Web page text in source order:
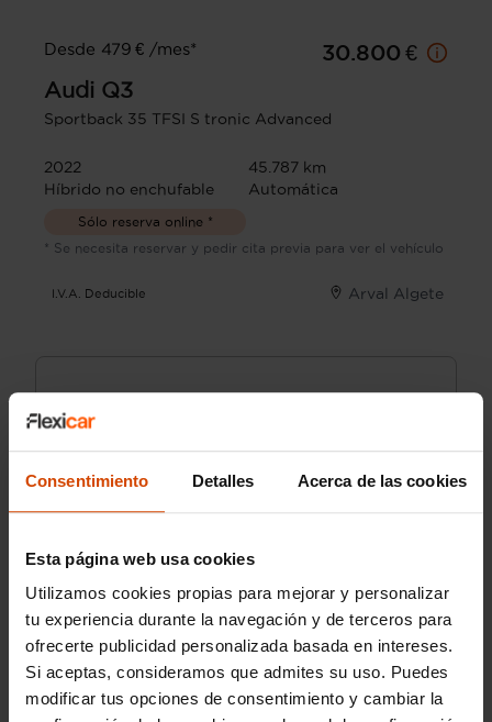
Consentimiento Detalles Acerca de las cookies
Esta página web usa cookies
Utilizamos cookies propias para mejorar y personalizar
tu experiencia durante la navegación y de terceros para
ofrecerte publicidad personalizada basada en intereses.
Si aceptas, consideramos que admites su uso. Puedes
modificar tus opciones de consentimiento y cambiar la
Desde 479 € /mes*
30.800 €
Audi Q3
Sportback 35 TFSI S tronic Advanced
2022
45.787 km
Híbrido no enchufable
Automática
Sólo reserva online *
* Se necesita reservar y pedir cita previa para ver el vehículo
I.V.A. Deducible Arval Algete
¿Hablamos?
910 970 017
L-S: de 9:00 a 20:30h.
D: de 10:00 a 14:00h y de 16:30 a 20:30h